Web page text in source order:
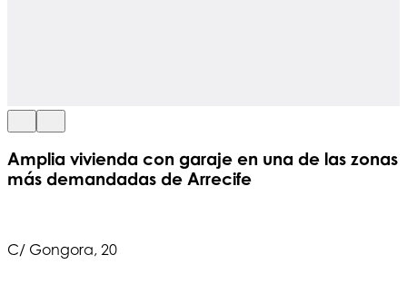
Amplia vivienda con garaje en una de las zonas
más demandadas de Arrecife
C/ Gongora, 20